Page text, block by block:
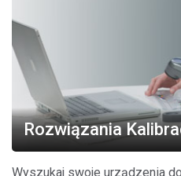
Rozwiązania
Wyszukaj swoje urządzenia